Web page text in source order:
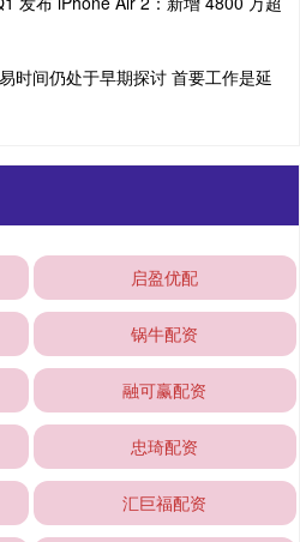
时间仍处于早期探讨 首要工作是延
启盈优配
锅牛配资
融可赢配资
忠琦配资
汇巨福配资